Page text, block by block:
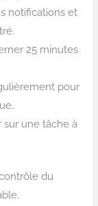
notifications et
25 minutes
pour
sur une tâche à
du